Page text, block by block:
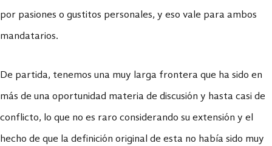
por pasiones o gustitos personales, y eso vale para ambos
mandatarios.
De partida, tenemos una muy larga frontera que ha sido en
más de una oportunidad materia de discusión y hasta casi de
conflicto, lo que no es raro considerando su extensión y el
hecho de que la definición original de esta no había sido muy